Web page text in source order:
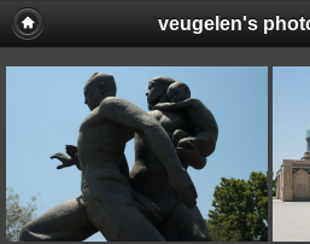
veugelen's